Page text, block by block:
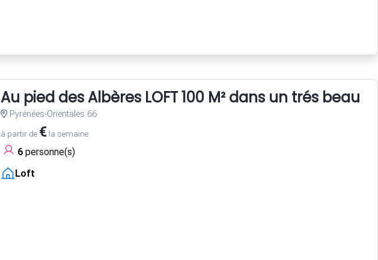
Au pied des Albères LOFT 100 M² dans un trés beau
Pyrénées-Orientales 66
à partir de €la semaine
6personne(s)
Loft